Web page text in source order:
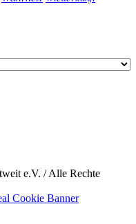
e.V. / Alle Rechte
Cookie Banner